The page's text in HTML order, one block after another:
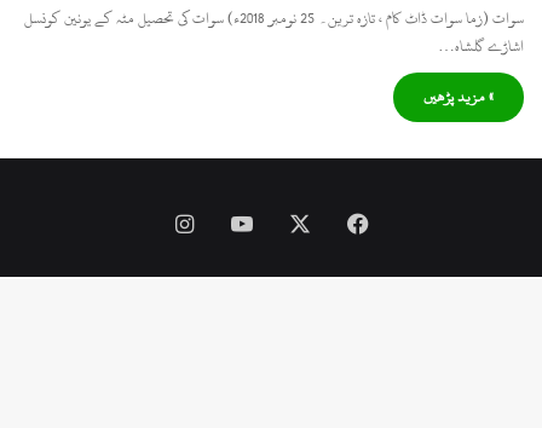
سوات (زما سوات ڈاٹ کام ، تازہ ترین۔ 25 نومبر 2018ء) سوات کی تحصیل مٹہ کے یونین کونسل
اشاڑے گلشاہ…
» مزید پڑھیں
Facebook
YouTube